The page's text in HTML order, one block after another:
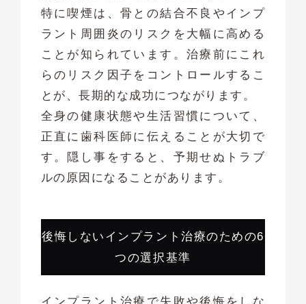
特に喫煙は、骨との結合不良やインプ
ラント周囲炎のリスクを大幅に高める
ことが知られています。治療前にこれ
らのリスク因子をコントロールするこ
とが、長期的な成功につながります。
全身の健康状態や生活習慣について、
正直に歯科医師に伝えることが大切で
す。隠し事をすると、予期せぬトラブ
ルの原因になることがあります。
後悔しないインプラント治療のための6
つの選択基準
インプラント治療で失敗や後悔をしな